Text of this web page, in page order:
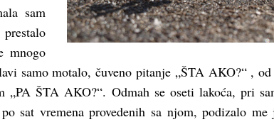
sam
mnogo
samo motalo, čuveno pitanje „ŠTA AKO?“ , od
„PA ŠTA AKO?“. Odmah se oseti lakoća, pri
sat vremena provedenih sa njom, podizalo